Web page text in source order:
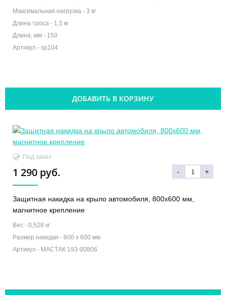
Максимальная нагрузка - 3 кг
Длина троса - 1,5 м
Длина, мм - 150
Артикул - sp104
ДОБАВИТЬ В КОРЗИНУ
Под заказ
1 290 руб. - +
Защитная накидка на крыло автомобиля, 800х600 мм,
магнитное крепление
Вес - 0,528 кг
Размер накидки - 800 х 600 мм
Артикул - МАСТАК 193-00806